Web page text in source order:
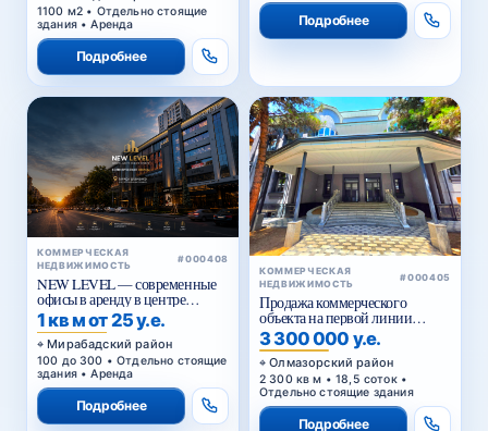
1100 м2 • Отдельно стоящие
здания • Аренда
Подробнее
Подробнее
КОММЕРЧЕСКАЯ
НЕДВИЖИМОСТЬ
#000408
NEW LEVEL — современные
офисы в аренду в центре
Ташкента от 25 уе за м²
1 кв м от 25 у.е.
Мирабадский район
100 до 300 • Отдельно стоящие
здания • Аренда
Подробнее
КОММЕРЧЕСКАЯ
НЕДВИЖИМОСТЬ
#000405
Продажа коммерческого
объекта на первой линии
Кольцевой дороги в Ташкенте
3 300 000 у.е.
Олмазорский район
2 300 кв м • 18,5 соток •
Отдельно стоящие здания
Подробнее